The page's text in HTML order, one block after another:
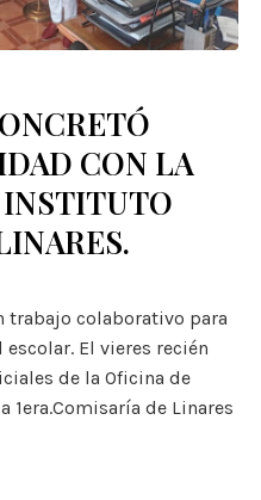
CON LA
trabajo colaborativo para
El vieres recién
de la Oficina de
de Linares